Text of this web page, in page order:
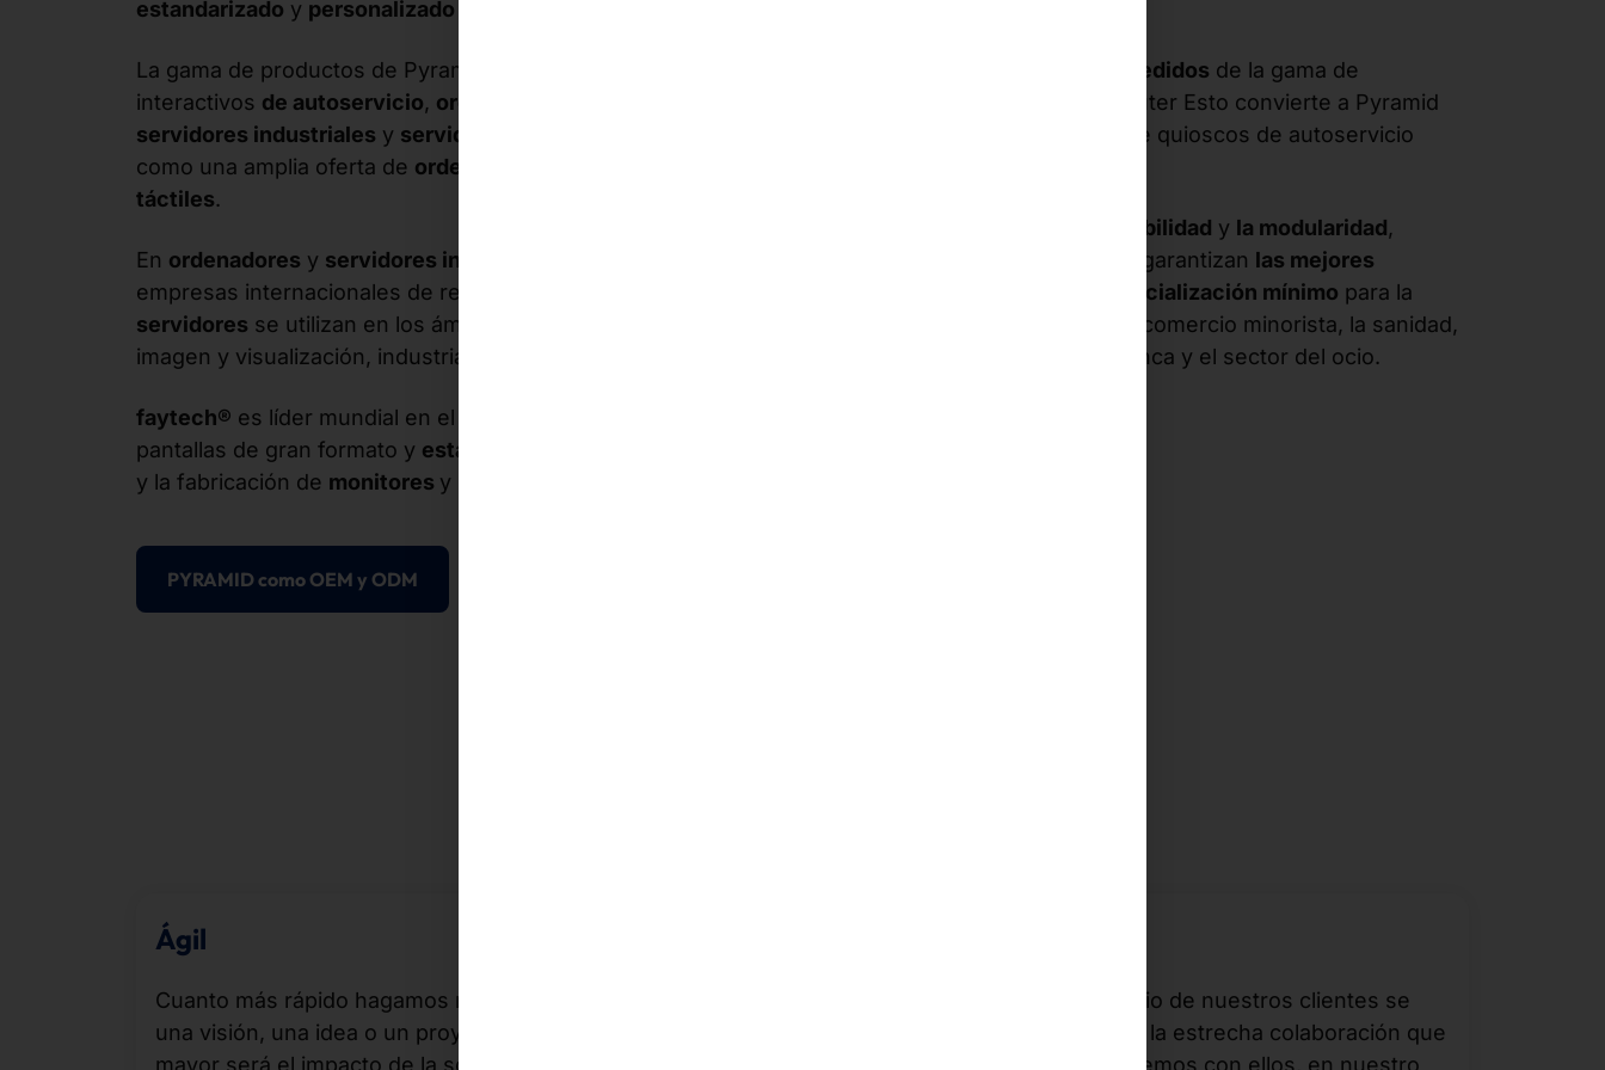
estandarizado y personalizado (
La gama de productos de Pyramid Computer
interactivos de autoservicio, ordenadores industriales
servidores industriales y servidores para centros de datos
como una amplia oferta de ordenadores táctiles
táctiles.
En ordenadores y servidores industriales
empresas internacionales de renombre. Más de
servidores se utilizan en los ámbitos de redes y seguridad,
imagen y visualización, industria y automatización.
faytech® es líder mundial en el mercado de la unión óptica de
pantallas de gran formato y está especializada
y la fabricación de monitores y
40 000 terminales de pedidos de la gama de
Computer Esto convierte a Pyramid
de quioscos de autoservicio
flexibilidad y la modularidad,
, garantizan las mejores
un plazo de comercialización mínimo para la
de la industria, el comercio minorista, la sanidad,
el transporte y la logística, la banca y el sector del ocio.
PYRAMID como OEM y ODM
Ágil
Cuanto más rápido hagamos realidad
una visión, una idea o un proyecto,
mayor será el impacto de la solución
El aprecio de nuestros clientes se
basa en la estrecha colaboración que
mantenemos con ellos, en nuestro